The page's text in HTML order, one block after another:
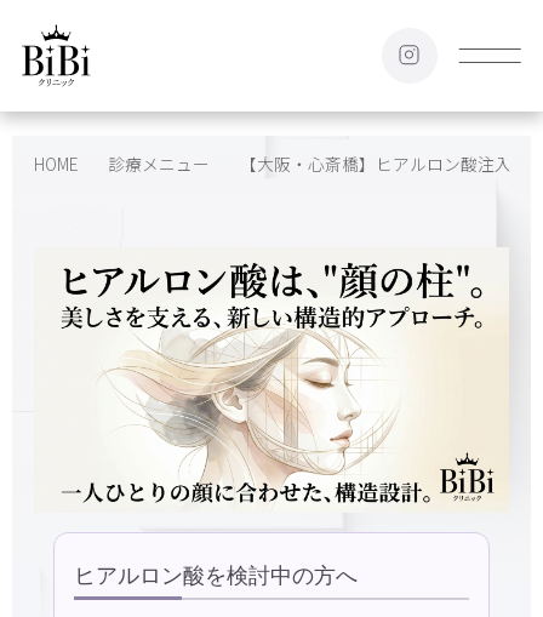
HOME 診療メニュー 【大阪・心斎橋】ヒアルロン酸注入
ヒアルロン酸を検討中の方へ